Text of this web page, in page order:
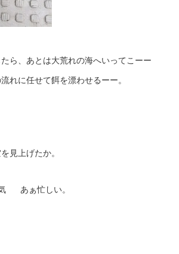
ら、あとは大荒れの海へいってこーー
れに任せて餌を漂わせるーー。
見上げたか。
あぁ忙しい。